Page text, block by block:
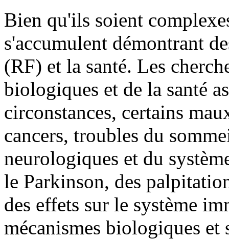
Bien qu'ils soient
s'accumulent démontrant
(RF) et la santé. Les
biologiques et de la santé
circonstances, certains
cancers, troubles du
neurologiques et du
le Parkinson, des
des effets sur le système
mécanismes biologiques